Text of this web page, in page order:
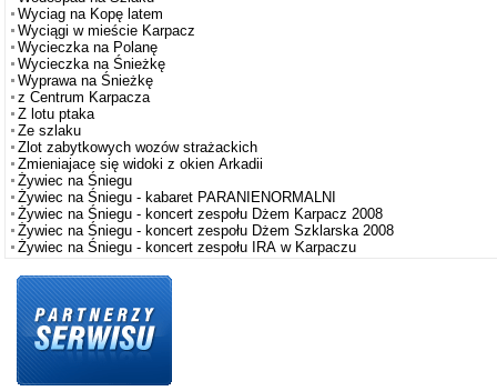
Wyciag na Kopę latem
Wyciągi w mieście Karpacz
Wycieczka na Polanę
Wycieczka na Śnieżkę
Wyprawa na Śnieżkę
z Centrum Karpacza
Z lotu ptaka
Ze szlaku
Zlot zabytkowych wozów strażackich
Zmieniajace się widoki z okien Arkadii
Żywiec na Śniegu
Żywiec na Śniegu - kabaret PARANIENORMALNI
Żywiec na Śniegu - koncert zespołu Dżem Karpacz 2008
Żywiec na Śniegu - koncert zespołu Dżem Szklarska 2008
Żywiec na Śniegu - koncert zespołu IRA w Karpaczu